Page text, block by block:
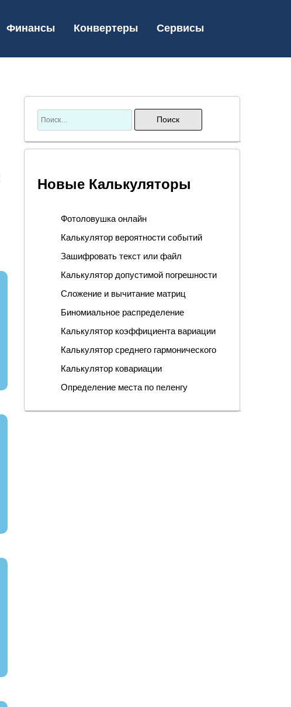
Финансы Конвертеры Сервисы
Новые Калькуляторы
Фотоловушка онлайн
Калькулятор вероятности событий
Зашифровать текст или файл
Калькулятор допустимой погрешности
Сложение и вычитание матриц
Биномиальное распределение
Калькулятор коэффициента вариации
Калькулятор среднего гармонического
Калькулятор ковариации
Определение места по пеленгу